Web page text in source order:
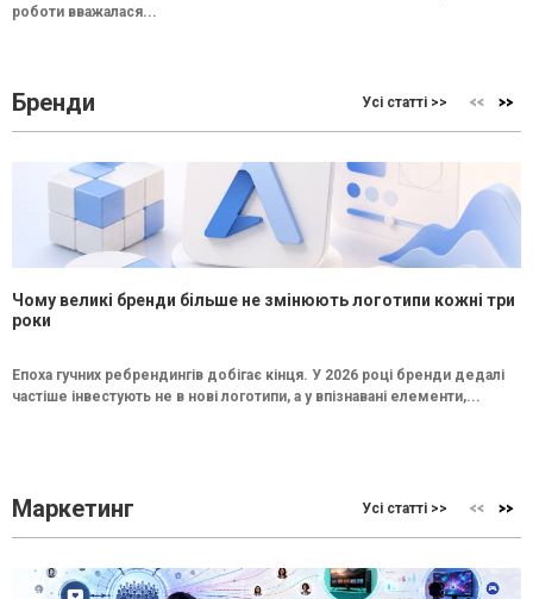
роботи вважалася...
Бренди Усі статті >>
Чому великі бренди більше не змінюють логотипи кожні три
роки
Епоха гучних ребрендингів добігає кінця. У 2026 році бренди дедалі
частіше інвестують не в нові логотипи, а у впізнавані елементи,...
Маркетинг Усі статті >>